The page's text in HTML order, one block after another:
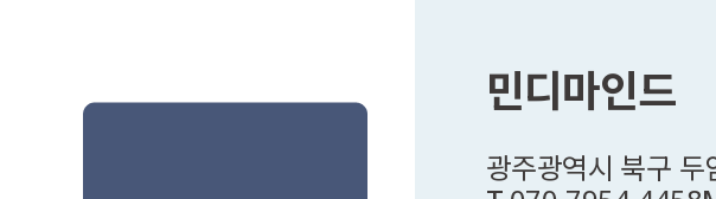
민디마인드
광주광역시 북구